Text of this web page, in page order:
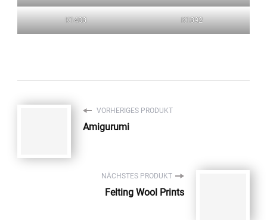
K1403 K1392
VORHERIGES PRODUKT
Amigurumi
NÄCHSTES PRODUKT
Felting Wool Prints